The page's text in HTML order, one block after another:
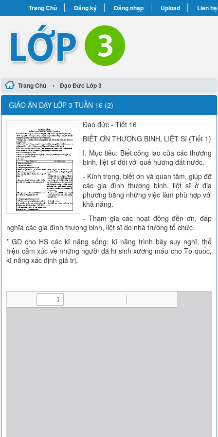
Trang Chủ Đăng ký Đăng nhập Upload Liên hệ
Trang Chủ › Đạo Đức Lớp 3
GIÁO ÁN DẠY LỚP 3 TUẦN 16 (2)
Đạo đức - Tiết 16
BIẾT ƠN THƯƠNG BINH, LIỆT Sĩ (Tiết 1)
I. Mục tiêu: Biết công lao của các thương
binh, liệt sĩ đối với quê hương đất nước.
- Kính trọng, biết ơn và quan tâm, giúp đỡ
các gia đình thương binh, liệt sĩ ở địa
phương bằng những việc làm phù hợp với
khả năng.
- Tham gia các hoạt động đền ơn, đáp
nghĩa các gia đình thượng binh, liệt sĩ do nhà trường tổ chức.
* GD cho HS các kĩ năng sống: kĩ năng trình bày suy nghĩ, thể
hiện cảm xúc về những người đã hi sinh xương máu cho Tổ quốc,
kĩ năng xác định giá trị.